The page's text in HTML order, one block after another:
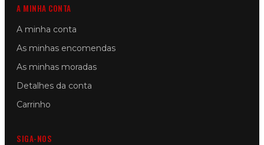
A MINHA CONTA
A minha conta
As minhas encomendas
As minhas moradas
Detalhes da conta
Carrinho
SIGA-NOS